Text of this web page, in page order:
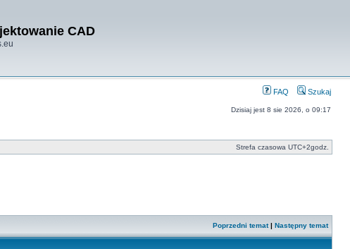
CAD
FAQ Szukaj
Dzisiaj jest 8 sie 2026, o 09:17
Strefa czasowa UTC+2godz.
Poprzedni temat| Następny temat